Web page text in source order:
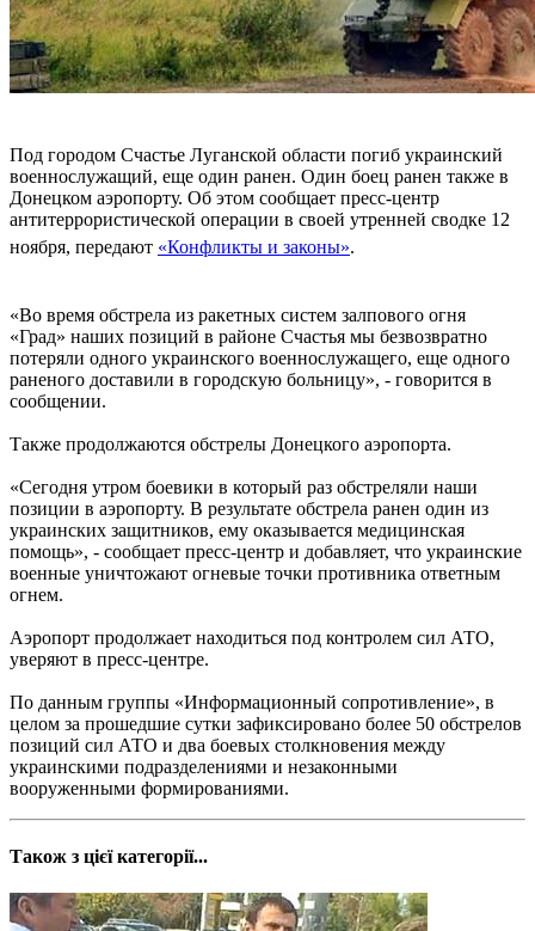
Под городом Счастье Луганской области погиб украинский
военнослужащий, еще один ранен. Один боец ранен также в
Донецком аэропорту. Об этом сообщает пресс-центр
антитеррористической операции в своей утренней сводке 12
ноября, передают «Конфликты и законы».
«Во время обстрела из ракетных систем залпового огня
«Град» наших позиций в районе Счастья мы безвозвратно
потеряли одного украинского военнослужащего, еще одного
раненого доставили в городскую больницу», - говорится в
сообщении.
Также продолжаются обстрелы Донецкого аэропорта.
«Сегодня утром боевики в который раз обстреляли наши
позиции в аэропорту. В результате обстрела ранен один из
украинских защитников, ему оказывается медицинская
помощь», - сообщает пресс-центр и добавляет, что украинские
военные уничтожают огневые точки противника ответным
огнем.
Аэропорт продолжает находиться под контролем сил АТО,
уверяют в пресс-центре.
По данным группы «Информационный сопротивление», в
целом за прошедшие сутки зафиксировано более 50 обстрелов
позиций сил АТО и два боевых столкновения между
украинскими подразделениями и незаконными
вооруженными формированиями.
Також з цієї категорії...